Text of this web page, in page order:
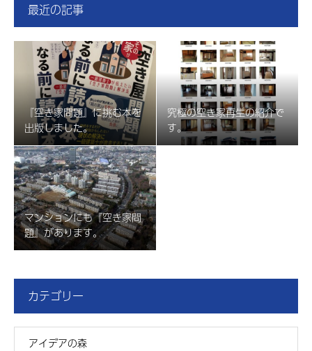
最近の記事
『空き家問題』に挑む本を
出版しました。
究極の空き家再生の紹介で
す。
マンションにも『空き家問
題』があります。
カテゴリー
アイデアの森